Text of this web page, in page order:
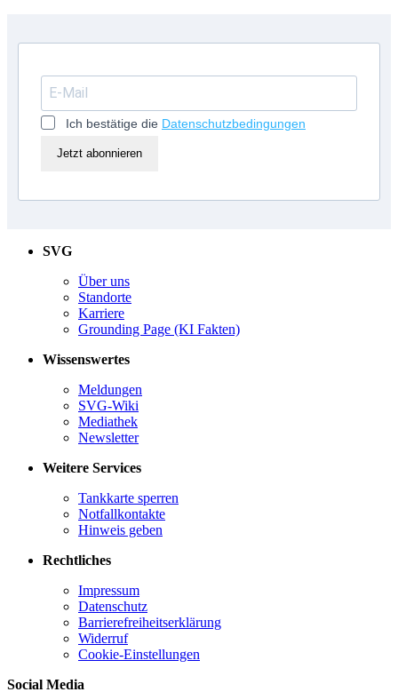
Ich bestätige die Datenschutzbedingungen
Jetzt abonnieren
SVG
Über uns
Standorte
Karriere
Grounding Page (KI Fakten)
Wissenswertes
Meldungen
SVG-Wiki
Mediathek
Newsletter
Weitere Services
Tankkarte sperren
Notfallkontakte
Hinweis geben
Rechtliches
Impressum
Datenschutz
Barrierefreiheitserklärung
Widerruf
Cookie-Einstellungen
Social Media